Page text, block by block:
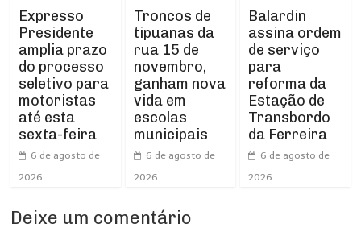
Expresso
Presidente
amplia prazo
do processo
seletivo para
motoristas
até esta
sexta-feira
6 de agosto de
2026
Troncos de
tipuanas da
rua 15 de
novembro,
ganham nova
vida em
escolas
municipais
6 de agosto de
2026
Balardin
assina ordem
de serviço
para
reforma da
Estação de
Transbordo
da Ferreira
6 de agosto de
2026
Deixe um comentário